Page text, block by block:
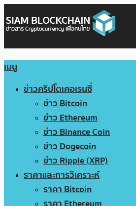
เมนู
ข่าวคริปโตเคอเรนซี่
ข่าว Bitcoin
ข่าว Ethereum
ข่าว Binance Coin
ข่าว Dogecoin
ข่าว Ripple (XRP)
ราคาและการวิเคราะห์
ราคา Bitcoin